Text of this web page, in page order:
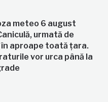
meteo 6 august
urmată de
aproape toată țara.
vor urca până la